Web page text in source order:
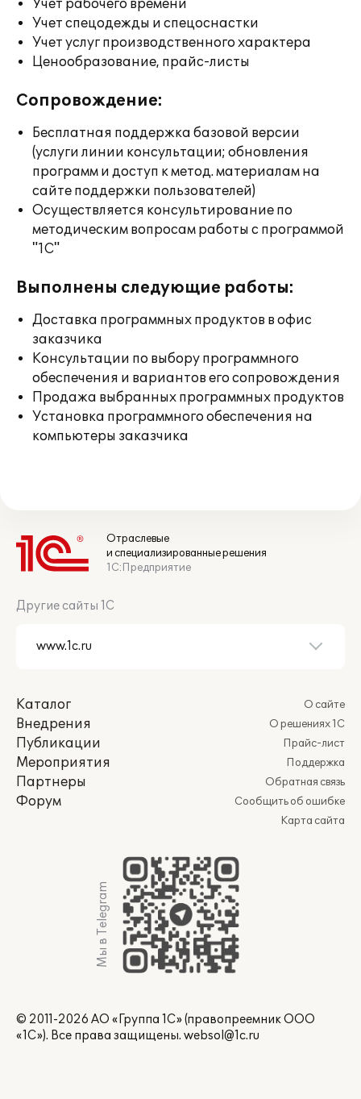
Учет рабочего времени
Учет спецодежды и спецоснастки
Учет услуг производственного характера
Ценообразование, прайс-листы
Сопровождение:
Бесплатная поддержка базовой версии
(услуги линии консультации; обновления
программ и доступ к метод. материалам на
сайте поддержки пользователей)
Осуществляется консультирование по
методическим вопросам работы с программой
"1С"
Выполнены следующие работы:
Доставка программных продуктов в офис
заказчика
Консультации по выбору программного
обеспечения и вариантов его сопровождения
Продажа выбранных программных продуктов
Установка программного обеспечения на
компьютеры заказчика
Отраслевые
и специализированные решения
1С:Предприятие
Другие сайты 1С
Каталог
Внедрения
Публикации
Мероприятия
Партнеры
Форум
О сайте
О решениях 1С
Прайс-лист
Поддержка
Обратная связь
Сообщить об ошибке
Карта сайта
Мы в Telegram
© 2011-2026 АО «Группа 1С» (правопреемник ООО
«1С»). Все права защищены. websol@1c.ru